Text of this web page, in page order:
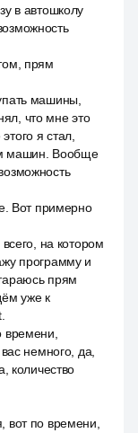
в автошколу
прям
машины,
что мне это
я стал,
машин. Вообще
Вот примерно
на котором
программу и
прям
уже к
немного, да,
количество
вот по времени,